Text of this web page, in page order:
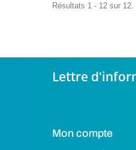
Résultats 1 - 12 sur 12.
Lettre
Mon compte